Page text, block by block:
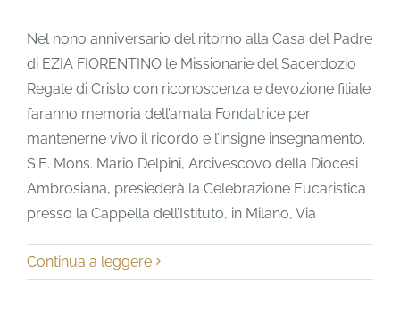
Nel nono anniversario del ritorno alla Casa del Padre
di EZIA FIORENTINO le Missionarie del Sacerdozio
Regale di Cristo con riconoscenza e devozione filiale
faranno memoria dell’amata Fondatrice per
mantenerne vivo il ricordo e l’insigne insegnamento.
S.E. Mons. Mario Delpini, Arcivescovo della Diocesi
Ambrosiana, presiederà la Celebrazione Eucaristica
presso la Cappella dell’Istituto, in Milano, Via
Continua a leggere